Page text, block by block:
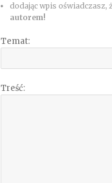
dodając wpis oświadczasz,
autorem!
Temat:
Treść: